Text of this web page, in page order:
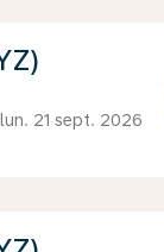
21 sept. 2026